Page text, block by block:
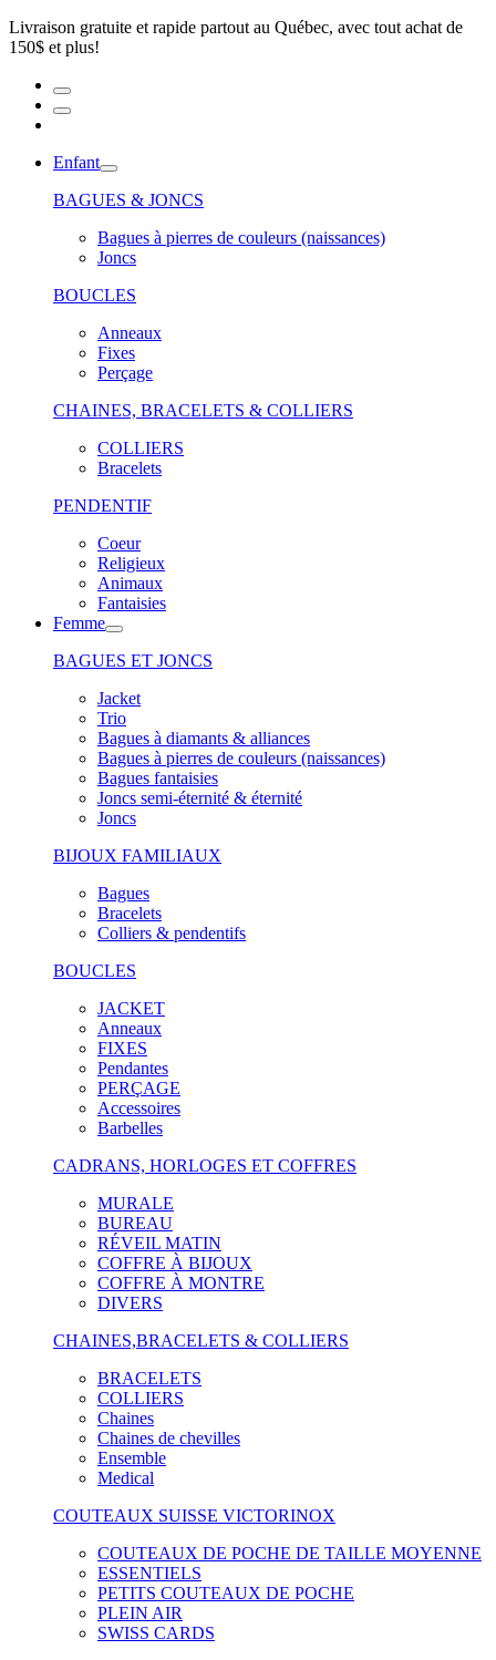
Livraison gratuite et rapide partout au Québec, avec tout achat de
150$ et plus!
Enfant
BAGUES & JONCS
Bagues à pierres de couleurs (naissances)
Joncs
BOUCLES
Anneaux
Fixes
Perçage
CHAINES, BRACELETS & COLLIERS
COLLIERS
Bracelets
PENDENTIF
Coeur
Religieux
Animaux
Fantaisies
Femme
BAGUES ET JONCS
Jacket
Trio
Bagues à diamants & alliances
Bagues à pierres de couleurs (naissances)
Bagues fantaisies
Joncs semi-éternité & éternité
Joncs
BIJOUX FAMILIAUX
Bagues
Bracelets
Colliers & pendentifs
BOUCLES
JACKET
Anneaux
FIXES
Pendantes
PERÇAGE
Accessoires
Barbelles
CADRANS, HORLOGES ET COFFRES
MURALE
BUREAU
RÉVEIL MATIN
COFFRE À BIJOUX
COFFRE À MONTRE
DIVERS
CHAINES,BRACELETS & COLLIERS
BRACELETS
COLLIERS
Chaines
Chaines de chevilles
Ensemble
Medical
COUTEAUX SUISSE VICTORINOX
COUTEAUX DE POCHE DE TAILLE MOYENNE
ESSENTIELS
PETITS COUTEAUX DE POCHE
PLEIN AIR
SWISS CARDS